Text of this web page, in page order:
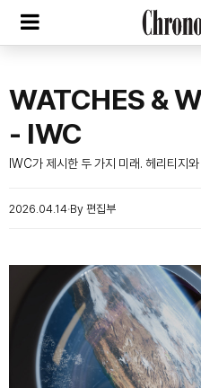
WATCHES &
- IWC
IWC가 제시한 두 가지 미래. 헤리티지
2026.04.14 By 편집부